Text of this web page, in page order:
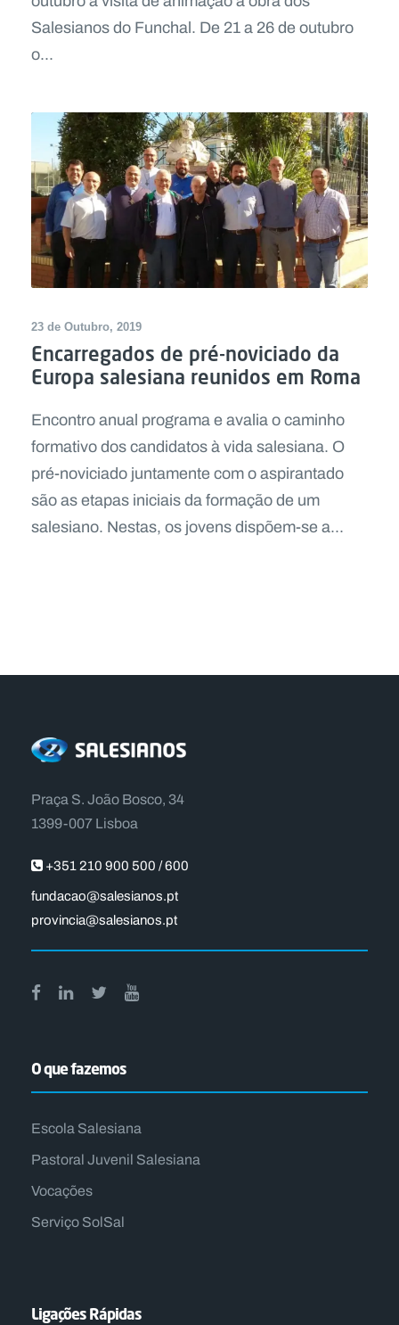
Salesianos do Funchal. De 21 a 26 de outubro
o...
23 de Outubro, 2019
Encarregados de pré-noviciado da
Europa salesiana reunidos em Roma
Encontro anual programa e avalia o caminho
formativo dos candidatos à vida salesiana. O
pré-noviciado juntamente com o aspirantado
são as etapas iniciais da formação de um
salesiano. Nestas, os jovens dispõem-se a...
Praça S. João Bosco, 34
1399-007 Lisboa
+351 210 900 500 / 600
fundacao@salesianos.pt
provincia@salesianos.pt
O que fazemos
Escola Salesiana
Pastoral Juvenil Salesiana
Vocações
Serviço SolSal
Ligações Rápidas